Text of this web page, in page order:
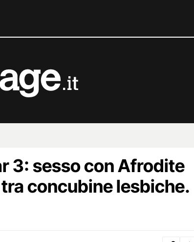
3: sesso con Afrodite
concubine lesbiche.